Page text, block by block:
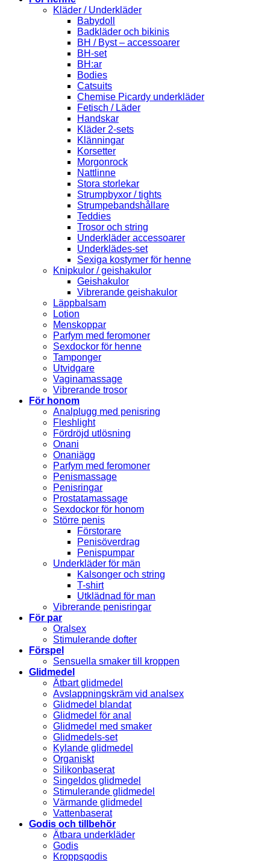
Kläder / Underkläder
Babydoll
Badkläder och bikinis
BH / Byst – accessoarer
BH-set
BH:ar
Bodies
Catsuits
Chemise Picardy underkläder
Fetisch / Läder
Handskar
Kläder 2-sets
Klänningar
Korsetter
Morgonrock
Nattlinne
Stora storlekar
Strumpbyxor / tights
Strumpebandshållare
Teddies
Trosor och string
Underkläder accessoarer
Underklädes-set
Sexiga kostymer för henne
Knipkulor / geishakulor
Geishakulor
Vibrerande geishakulor
Läppbalsam
Lotion
Menskoppar
Parfym med feromoner
Sexdockor för henne
Tamponger
Utvidgare
Vaginamassage
Vibrerande trosor
För honom
Analplugg med penisring
Fleshlight
Fördröjd utlösning
Onani
Onaniägg
Parfym med feromoner
Penismassage
Penisringar
Prostatamassage
Sexdockor för honom
Större penis
Förstorare
Penisöverdrag
Penispumpar
Underkläder för män
Kalsonger och string
T-shirt
Utklädnad för man
Vibrerande penisringar
För par
Oralsex
Stimulerande dofter
Förspel
Sensuella smaker till kroppen
Glidmedel
Ätbart glidmedel
Avslappningskräm vid analsex
Glidmedel blandat
Glidmedel för anal
Glidmedel med smaker
Glidmedels-set
Kylande glidmedel
Organiskt
Silikonbaserat
Singeldos glidmedel
Stimulerande glidmedel
Värmande glidmedel
Vattenbaserat
Godis och tillbehör
Ätbara underkläder
Godis
Kroppsgodis